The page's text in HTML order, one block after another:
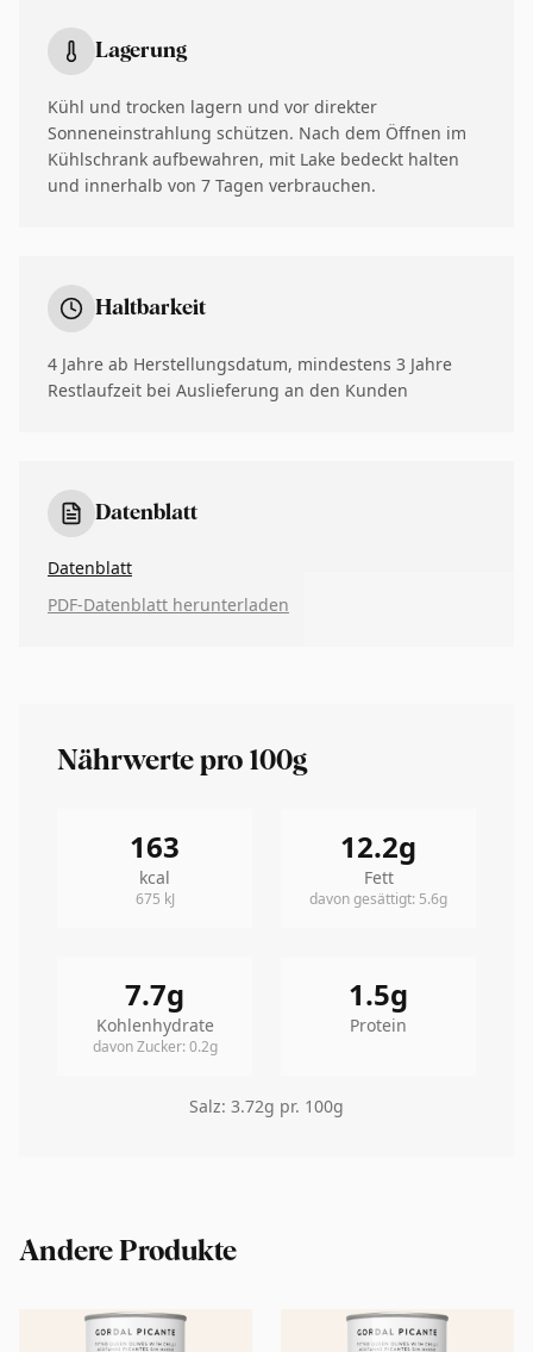
Lagerung
Kühl und trocken lagern und vor direkter
Sonneneinstrahlung schützen. Nach dem Öffnen im
Kühlschrank aufbewahren, mit Lake bedeckt halten
und innerhalb von 7 Tagen verbrauchen.
Haltbarkeit
4 Jahre ab Herstellungsdatum, mindestens 3 Jahre
Restlaufzeit bei Auslieferung an den Kunden
Datenblatt
Datenblatt
PDF-Datenblatt herunterladen
Nährwerte pro 100g
163
kcal
675 kJ
12.2g
Fett
davon gesättigt: 5.6g
7.7g
Kohlenhydrate
davon Zucker: 0.2g
1.5g
Protein
Salz: 3.72g pr. 100g
Andere Produkte